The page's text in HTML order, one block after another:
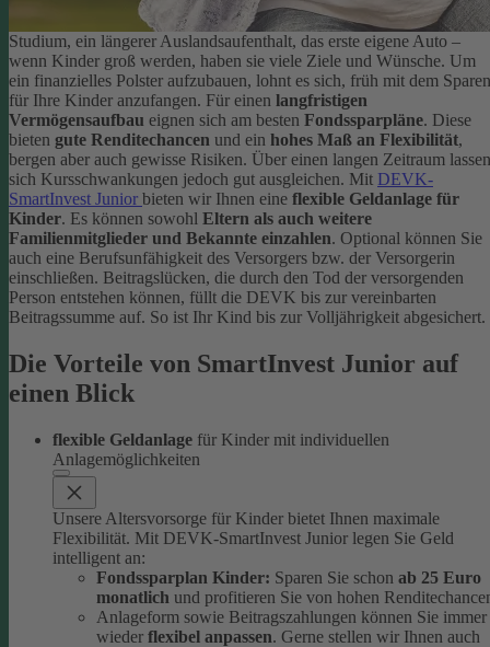
Studium, ein längerer Auslandsaufenthalt, das erste eigene Auto –
wenn Kinder groß werden, haben sie viele Ziele und Wünsche. Um
ein finanzielles Polster aufzubauen, lohnt es sich, früh mit dem Sparen
für Ihre Kinder anzufangen. Für einen langfristigen
Vermögensaufbau eignen sich am besten Fondssparpläne. Diese
bieten gute Renditechancen und ein hohes Maß an Flexibilität,
bergen aber auch gewisse Risiken. Über einen langen Zeitraum lassen
sich Kursschwankungen jedoch gut ausgleichen. Mit DEVK-
SmartInvest Junior bieten wir Ihnen eine flexible Geldanlage für
Kinder. Es können sowohl Eltern als auch weitere
Familienmitglieder und Bekannte einzahlen. Optional können Sie
auch eine Berufsunfähigkeit des Versorgers bzw. der Versorgerin
einschließen. Beitragslücken, die durch den Tod der versorgenden
Person entstehen können, füllt die DEVK bis zur vereinbarten
Beitragssumme auf. So ist Ihr Kind bis zur Volljährigkeit abgesichert.
Die Vorteile von SmartInvest Junior auf
einen Blick
flexible Geldanlage für Kinder mit individuellen
Anlagemöglichkeiten
Unsere Altersvorsorge für Kinder bietet Ihnen maximale
Flexibilität. Mit DEVK-SmartInvest Junior legen Sie Geld
intelligent an:
Fondssparplan Kinder: Sparen Sie schon ab 25 Euro
monatlich und profitieren Sie von hohen
Anlageform sowie Beitragszahlungen können Sie immer
wieder flexibel anpassen. Gerne stellen wir Ihnen auch